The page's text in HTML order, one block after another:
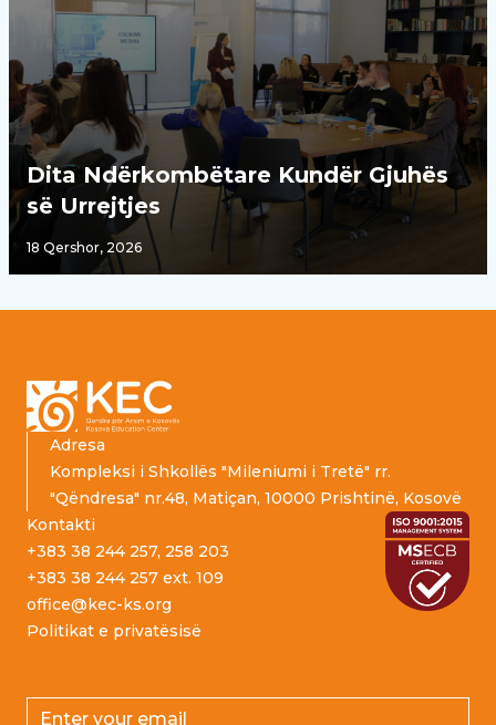
Dita Ndërkombëtare Kundër Gjuhës
së Urrejtjes
18 Qershor, 2026
Adresa
Kompleksi i Shkollës "Mileniumi i Tretë" rr.
"Qëndresa" nr.48, Matiçan, 10000 Prishtinë, Kosovë
Kontakti
+383 38 244 257, 258 203
+383 38 244 257 ext. 109
office@kec-ks.org
Politikat e privatësisë
Email address